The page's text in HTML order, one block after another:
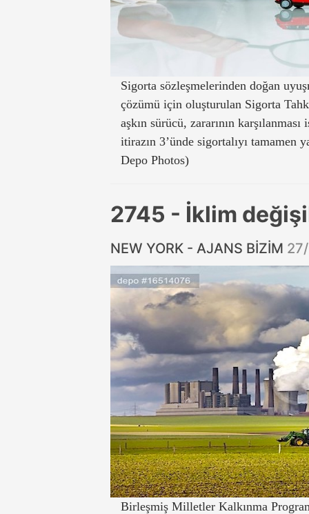
Sigorta sözleşmelerinden doğan
çözümü için oluşturulan Sigorta
aşkın sürücü, zararının
itirazın 3’ünde sigortalıyı tamamen
Depo Photos)
2745 - İklim
NEW YORK - AJANS BİZİM
Birleşmiş Milletler Kalkınma